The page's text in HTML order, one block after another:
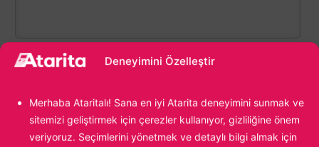
Deneyimini Özelleştir
Merhaba Ataritalı! Sana en iyi Atarita deneyimini sunmak ve
sitemizi geliştirmek için çerezler kullanıyor, gizliliğine önem
veriyoruz. Seçimlerini yönetmek ve detaylı bilgi almak için